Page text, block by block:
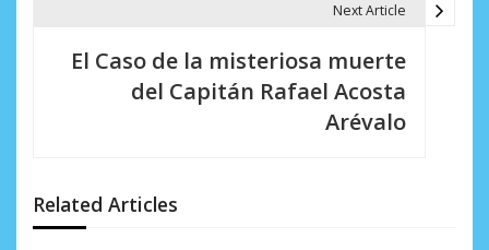
ó
n
Next Article
El Caso de la misteriosa muerte
del Capitán Rafael Acosta
Arévalo
Related Articles